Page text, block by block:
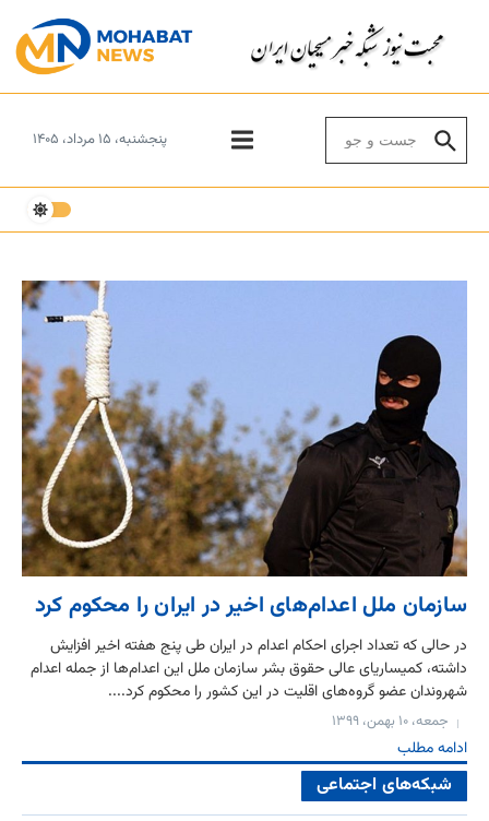
پنجشنبه، ۱۵ مرداد، ۱۴۰۵
سازمان ملل اعدام‌های اخیر در ایران را محکوم کرد
در حالی که تعداد اجرای احکام اعدام‌ در ایران طی پنج هفته اخیر افزایش
داشته، ﻛﻤﻴﺴﺎﺭﻳﺎی عالی ﺣﻘﻮﻕ ﺑﺸﺮ ﺳﺎﺯﻣﺎﻥ ﻣﻠﻞ این اعدام‌ها از جمله اعدام
شهروندان عضو گروه‌های اقلیت‌ در این کشور را محکوم کرد....
جمعه، ۱۰ بهمن، ۱۳۹۹
ادامه مطلب
شبکه‌های اجتماعی